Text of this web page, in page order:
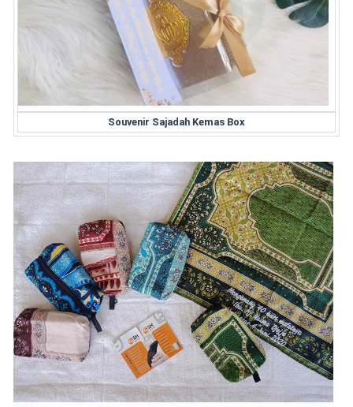
Souvenir Sajadah Kemas Box